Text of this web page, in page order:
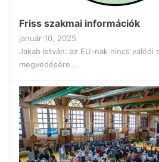
Friss szakmai információk
január 10, 2025
Jakab István: az EU-nak nincs valódi
megvédésére...